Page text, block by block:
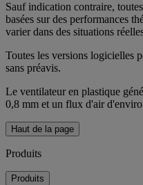
Sauf indication contraire,
basées sur des performances
varier dans des situations
Toutes les versions logicielles
sans préavis.
Le ventilateur en plastique
0,8 mm et un flux d'air
Haut de la page
Produits
Produits